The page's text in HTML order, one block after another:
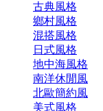
古典風格
鄉村風格
混搭風格
日式風格
地中海風格
南洋休閒風
北歐簡約風
美式風格